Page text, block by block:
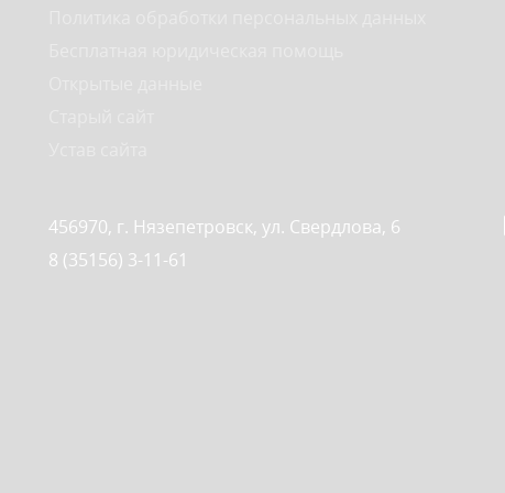
456970, г. Нязепетровск, ул. Свердлова, 6
8 (35156) 3-11-61